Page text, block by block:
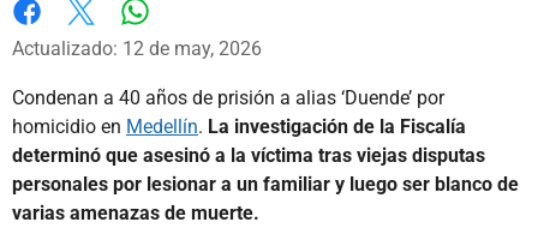
Facebook
X
Actualizado: 12 de may, 2026
Condenan a 40 años de prisión a alias ‘Duende’ por
homicidio en Medellín. La investigación de la Fiscalía
determinó que asesinó a la víctima tras viejas disputas
personales por lesionar a un familiar y luego ser blanco de
varias amenazas de muerte.